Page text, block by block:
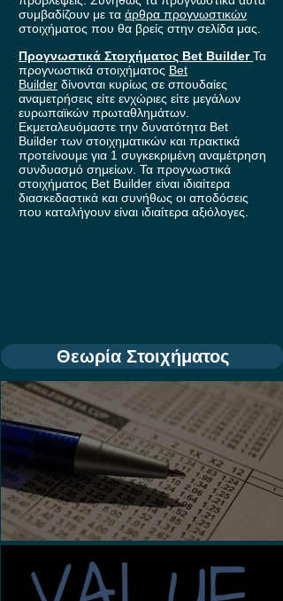
συμβαδίζουν με τα άρθρα προγνωστικών
στοιχήματος που θα βρείς στην σελίδα μας.
Προγνωστικά Στοιχήματος Bet BuilderΤα
προγνωστικά στοιχήματος Bet
Builder δίνονται κυρίως σε σπουδαίες
αναμετρήσεις είτε ενχώριες είτε μεγάλων
ευρωπαϊκών πρωταθλημάτων.
Εκμεταλευόμαστε την δυνατότητα Bet
Builder των στοιχηματικών και πρακτικά
προτείνουμε για 1 συγκεκριμένη αναμέτρηση
συνδυασμό σημείων. Τα προγνωστικά
στοιχήματος Bet Builder είναι ιδιαίτερα
διασκεδαστικά και συνήθως οι αποδόσεις
που καταλήγουν είναι ιδιαίτερα αξιόλογες.
Θεωρία Στοιχήματος
Τι είναι τα Ασιατικά Χάντικαπ;